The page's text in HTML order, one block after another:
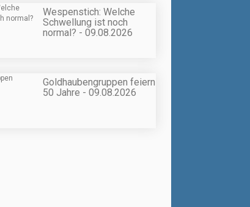
Wespenstich: Welche
Schwellung ist noch
normal? - 09.08.2026
Goldhaubengruppen feiern
50 Jahre - 09.08.2026